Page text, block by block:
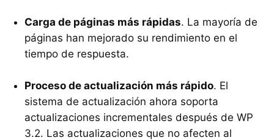
Carga de páginas más rápidas. La mayoría de
páginas han mejorado su rendimiento en el
tiempo de respuesta.
Proceso de actualización más rápido. El
sistema de actualización ahora soporta
actualizaciones incrementales después de WP
3.2. Las actualizaciones que no afecten al